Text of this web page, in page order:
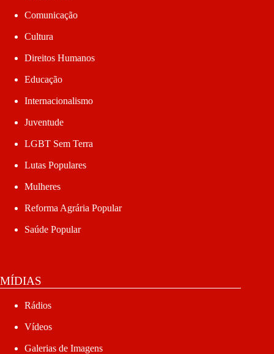
Comunicação
Cultura
Direitos Humanos
Educação
Internacionalismo
Juventude
LGBT Sem Terra
Lutas Populares
Mulheres
Reforma Agrária Popular
Saúde Popular
MÍDIAS
Rádios
Vídeos
Galerias de Imagens